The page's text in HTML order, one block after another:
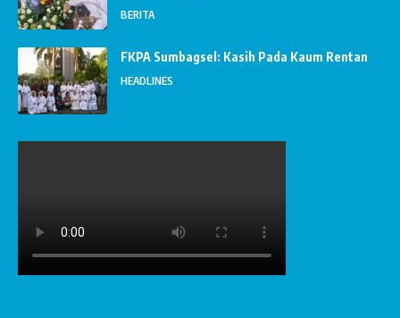
BERITA
FKPA Sumbagsel: Kasih Pada Kaum Rentan
HEADLINES